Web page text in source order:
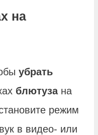
на
убрать
блютузана
режим
в видео- или